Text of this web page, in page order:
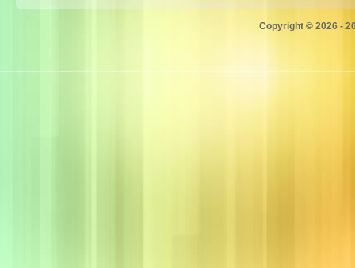
Copyright © 2026 -